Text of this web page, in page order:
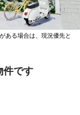
ある場合は、現況優先と
件です